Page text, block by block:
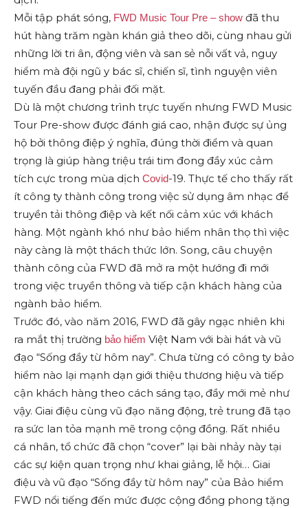
Mỗi tập phát sóng, FWD Music Tour Pre – show đã thu
hút hàng trăm ngàn khán giả theo dõi, cùng nhau gửi
những lời tri ân, động viên và san sẻ nỗi vất vả, nguy
hiểm mà đội ngũ y bác sĩ, chiến sĩ, tình nguyện viên
tuyến đầu đang phải đối mặt.
Dù là một chương trình trực tuyến nhưng FWD Music
Tour Pre-show được đánh giá cao, nhận được sự ủng
hộ bởi thông điệp ý nghĩa, đúng thời điểm và quan
trọng là giúp hàng triệu trái tim đong đầy xúc cảm
tích cực trong mùa dịch Covid-19. Thực tế cho thấy rất
ít công ty thành công trong việc sử dụng âm nhạc để
truyền tải thông điệp và kết nối cảm xúc với khách
hàng. Một ngành khó như bảo hiểm nhân thọ thì việc
này càng là một thách thức lớn. Song, câu chuyện
thành công của FWD đã mở ra một hướng đi mới
trong việc truyền thông và tiếp cận khách hàng của
ngành bảo hiểm.
Trước đó, vào năm 2016, FWD đã gây ngạc nhiên khi
ra mắt thị trường bảo hiểm Việt Nam với bài hát và vũ
đạo “Sống đầy từ hôm nay”. Chưa từng có công ty bảo
hiểm nào lại mạnh dạn giới thiệu thương hiệu và tiếp
cận khách hàng theo cách sáng tạo, đầy mới mẻ như
vậy. Giai điệu cùng vũ đạo năng động, trẻ trung đã tạo
ra sức lan tỏa mạnh mẽ trong cộng đồng. Rất nhiều
cá nhân, tổ chức đã chọn “cover” lại bài nhảy này tại
các sự kiện quan trọng như khai giảng, lễ hội… Giai
điệu và vũ đạo “Sống đầy từ hôm nay” của Bảo hiểm
FWD nổi tiếng đến mức được cộng đồng phong tặng